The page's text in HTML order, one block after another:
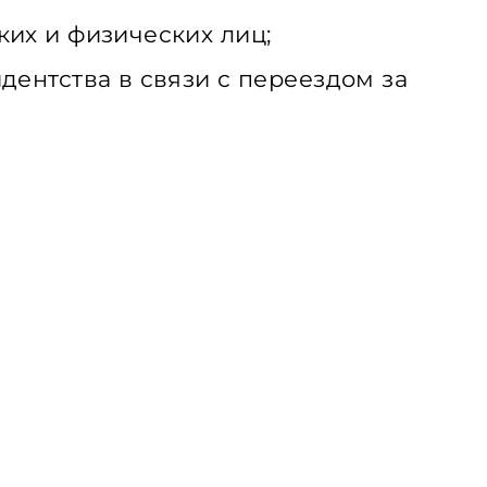
и физических лиц;
в связи с переездом за